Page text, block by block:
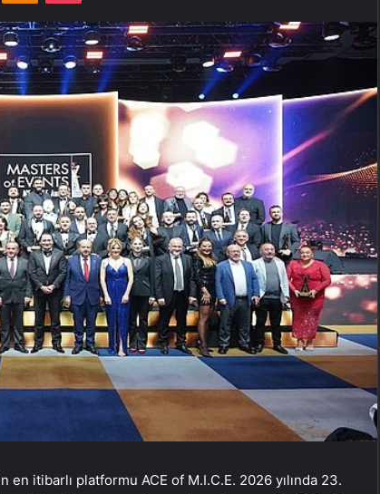
itibarlı platformu ACE of M.I.C.E. 2026 yılında 23.